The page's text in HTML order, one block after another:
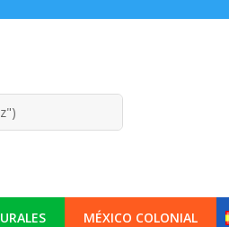
MÉXICO COLONIAL